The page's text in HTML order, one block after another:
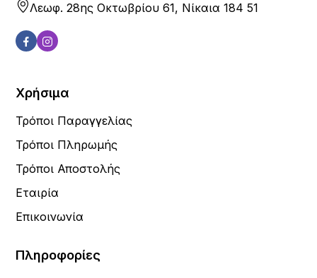
Λεωφ. 28ης Οκτωβρίου 61, Νίκαια 184 51
Χρήσιμα
Τρόποι Παραγγελίας
Τρόποι Πληρωμής
Τρόποι Αποστολής
Εταιρία
Επικοινωνία
Πληροφορίες